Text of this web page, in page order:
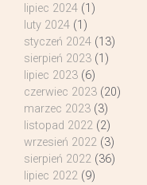
lipiec 2024 (1)
luty 2024 (1)
styczeń 2024 (13)
sierpień 2023 (1)
lipiec 2023 (6)
czerwiec 2023 (20)
marzec 2023 (3)
listopad 2022 (2)
wrzesień 2022 (3)
sierpień 2022 (36)
lipiec 2022 (9)